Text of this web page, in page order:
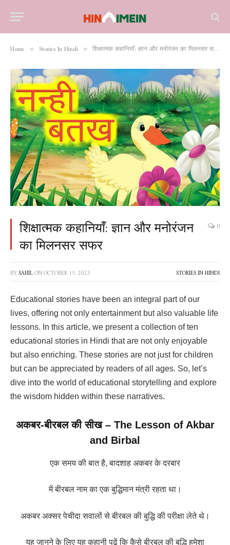
Home » Stories In Hindi » शिक्षात्मक कहानियाँ: ज्ञान और मनोरंजन का मिलनसर सफर
शिक्षात्मक कहानियाँ: ज्ञान और मनोरंजन
का मिलनसर सफर
0
BYSAHILONOCTOBER 15, 2023 STORIES IN HINDI
Educational stories have been an integral part of our
lives, offering not only entertainment but also valuable life
lessons. In this article, we present a collection of ten
educational stories in Hindi that are not only enjoyable
but also enriching. These stories are not just for children
but can be appreciated by readers of all ages. So, let’s
dive into the world of educational storytelling and explore
the wisdom hidden within these narratives.
अकबर-बीरबल की सीख – The Lesson of Akbar
and Birbal
एक समय की बात है, बादशाह अकबर के दरबार
में बीरबल नाम का एक बुद्धिमान मंत्री रहता था।
अकबर अक्सर पेचीदा सवालों से बीरबल की बुद्धि की परीक्षा लेते थे।
यह जानने के लिए यह कहानी पढ़ें कि कैसे बीरबल की बुद्धि हमेशा